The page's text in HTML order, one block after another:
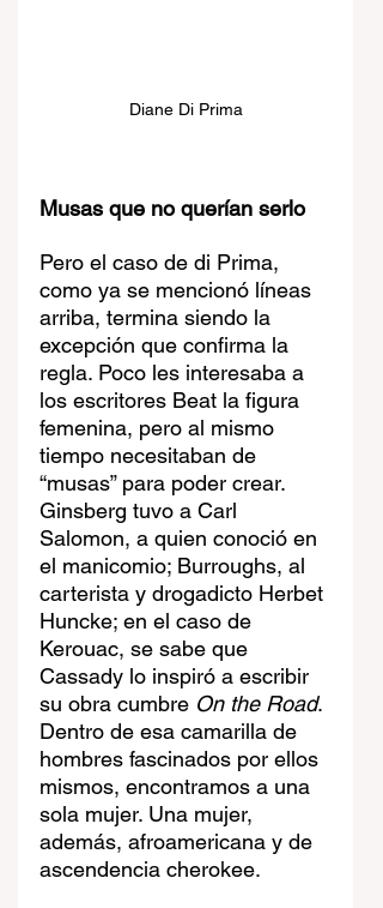
Diane Di Prima
Musas que no querían serlo
Pero el caso de di Prima,
como ya se mencionó líneas
arriba, termina siendo la
excepción que confirma la
regla. Poco les interesaba a
los escritores Beat la figura
femenina, pero al mismo
tiempo necesitaban de
“musas” para poder crear.
Ginsberg tuvo a Carl
Salomon, a quien conoció en
el manicomio; Burroughs, al
carterista y drogadicto Herbet
Huncke; en el caso de
Kerouac, se sabe que
Cassady lo inspiró a escribir
su obra cumbre On the Road.
Dentro de esa camarilla de
hombres fascinados por ellos
mismos, encontramos a una
sola mujer. Una mujer,
además, afroamericana y de
ascendencia cherokee.